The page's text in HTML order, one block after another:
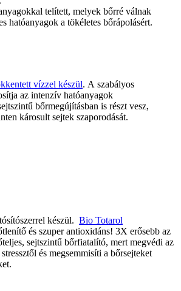
telített, melyek bőrré válnak
hatóanyagok a tökéletes bőrápolásért.
vízzel készül. A szabályos
az intenzív hatóanyagok
bőrmegújításban is részt vesz,
károsult sejtek szaporodását.
készül. Bio Totarol
és szuper antioxidáns! 3X erősebb az
sejtszintű bőrfiatalító, mert megvédi az
és megsemmisíti a bőrsejteket